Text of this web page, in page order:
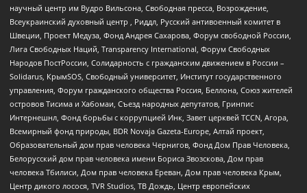
научный центр им Вудро Вильсона, Свободная пресса, Возрождение,
Всеукраинский духовный центр , Риддл, Русский антивоенный комитет в
Швеции, Проект Медуза, Фонд Андрея Сахарова, Форум свободной России,
Лига Свободных Наций, Transparеncy International, Форум Свободных
Народов ПостРоссии, Солидарность с гражданским движением в России –
Solidarus, КрымSOS, Свободный университет, Институт государственного
управления, Форум гражданского общества Россия, Беллона, Союз жителей
островов Тисима и Хабомаи, Съезд народных депутатов, Гринпис
Интернешнл, Фонд борьбы с коррупцией Инк, Завет церквей TCCN, Агора,
Всемирный фонд природы, BDR Novaja Gazeta-Europe, Алтай проект,
Образовательный дом прав человека Чернигов, Фонд Дом Прав Человека,
Белорусский дом прав человека имени Бориса Звозскова, Дом прав
человека Тбилиси, Дом прав человека Ереван, Дом прав человека Крым,
Центр дикого лосося, TVR Studios, ТВ Дождь, Центр европейских